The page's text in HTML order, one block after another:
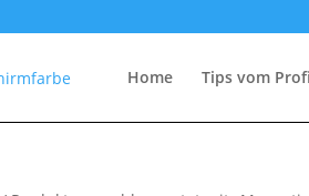
Home Tips vom Profi